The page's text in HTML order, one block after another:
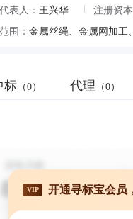
表人： 王兴华 注册资本
围：
标 （0） 代理 （0）
VIP 开通寻标宝会员